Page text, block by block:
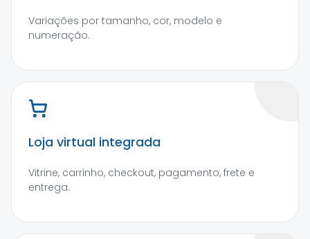
Variações por tamanho, cor, modelo e
numeração.
Loja virtual integrada
Vitrine, carrinho, checkout, pagamento, frete e
entrega.